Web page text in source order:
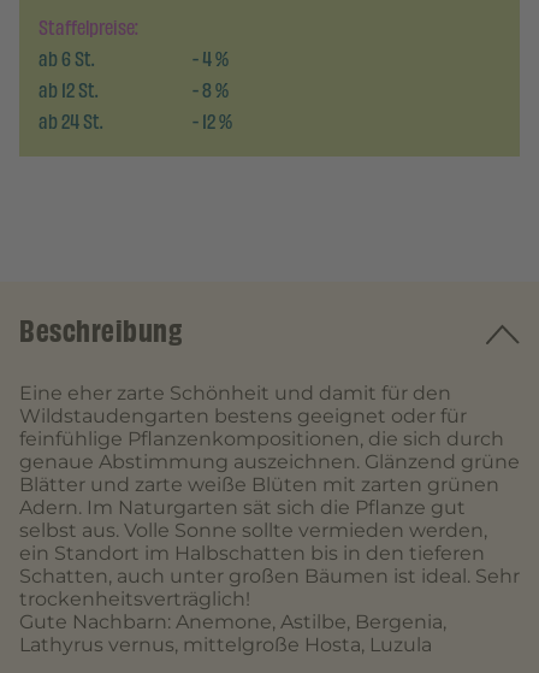
Staffelpreise:
ab6St. -4%
ab12St. -8%
ab24St. -12%
Beschreibung
Eine eher zarte Schönheit und damit für den
Wildstaudengarten bestens geeignet oder für
feinfühlige Pflanzenkompositionen, die sich durch
genaue Abstimmung auszeichnen. Glänzend grüne
Blätter und zarte weiße Blüten mit zarten grünen
Adern. Im Naturgarten sät sich die Pflanze gut
selbst aus. Volle Sonne sollte vermieden werden,
ein Standort im Halbschatten bis in den tieferen
Schatten, auch unter großen Bäumen ist ideal. Sehr
trockenheitsverträglich!
Gute Nachbarn: Anemone, Astilbe, Bergenia,
Lathyrus vernus, mittelgroße Hosta, Luzula